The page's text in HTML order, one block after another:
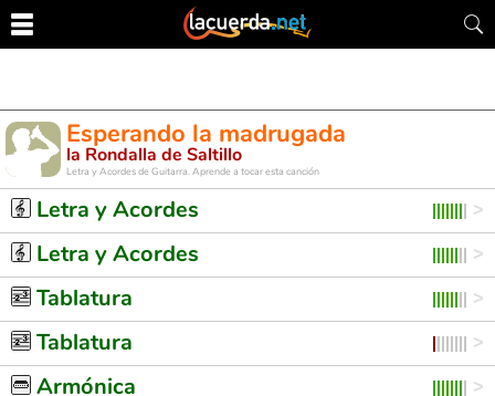
Esperando la madrugada
la Rondalla de Saltillo
Letra y Acordes de Guitarra. Aprende a tocar esta canción
Letra y Acordes
Letra y Acordes
Tablatura
Tablatura
Armónica